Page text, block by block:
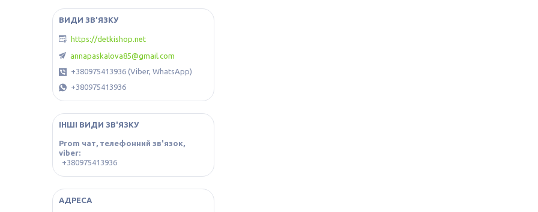
https://detkishop.net
annapaskalova85@gmail.com
+380975413936 (Viber, WhatsApp)
+380975413936
ІНШІ ВИДИ ЗВ'ЯЗКУ
Prom чат, телефонний зв'язок,
viber
+380975413936